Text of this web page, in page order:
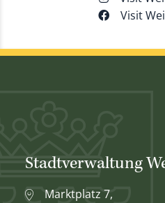
Visit
Stadtverwaltung
Marktplatz 7,